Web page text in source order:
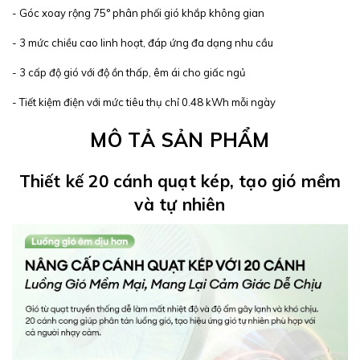
- Góc xoay rộng 75° phân phối gió khắp không gian
- 3 mức chiều cao linh hoạt, đáp ứng đa dạng nhu cầu
- 3 cấp độ gió với độ ồn thấp, êm ái cho giấc ngủ
- Tiết kiệm điện với mức tiêu thụ chỉ 0.48 kWh mỗi ngày
MÔ TẢ SẢN PHẨM
Thiết kế 20 cánh quạt kép, tạo gió mềm
và tự nhiên